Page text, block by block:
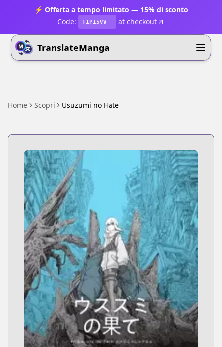
⚡ Offerta a tempo limitato — 15% di sconto
Code:
T1P15VV at checkout
TranslateManga
Home Scopri Usuzumi no Hate